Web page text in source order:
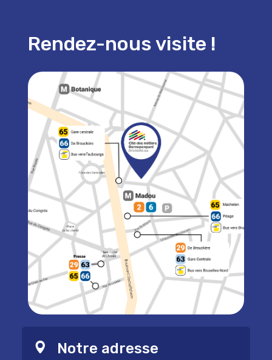
Rendez-nous visite !
Notre adresse